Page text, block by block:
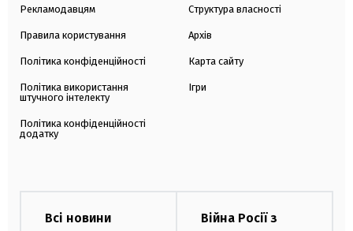
Рекламодавцям
Правила користування
Політика конфіденційності
Політика використання
штучного інтелекту
Політика конфіденційності
додатку
Структура власності
Архів
Карта сайту
Ігри
Всі новини
Війна Росії з